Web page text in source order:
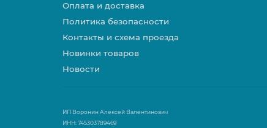
Оплата и доставка
Политика безопасности
Контакты и схема проезда
Новинки товаров
Новости
ИП Воронин Алексей Валентинович
ИНН: 745303789469